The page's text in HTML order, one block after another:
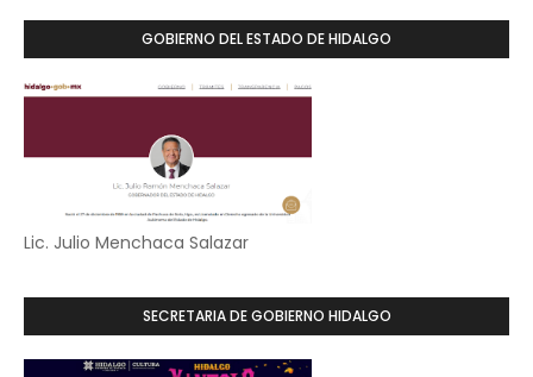
GOBIERNO DEL ESTADO DE HIDALGO
Lic. Julio Menchaca Salazar
SECRETARIA DE GOBIERNO HIDALGO